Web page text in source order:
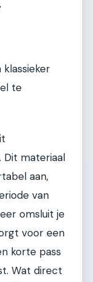
te
Dit materiaal
aan,
van
omsluit je
voor een
korte pass
Wat direct